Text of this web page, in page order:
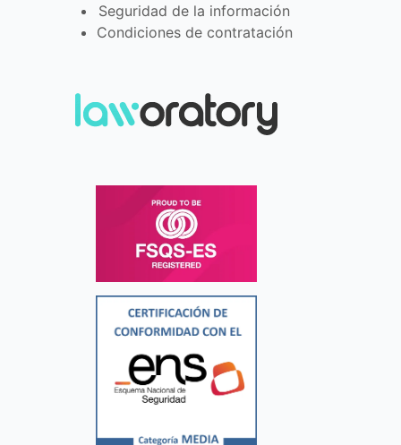
Seguridad de la información
Condiciones de contratación